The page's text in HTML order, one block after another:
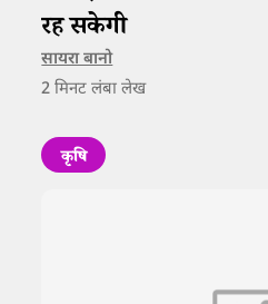
रह सकेगी
सायरा बानो
2 मिनट लंबा लेख
कृषि